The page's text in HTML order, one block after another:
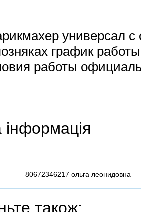
универсал
график
работы
інформація
80672346217 ольга леонидовна
також: